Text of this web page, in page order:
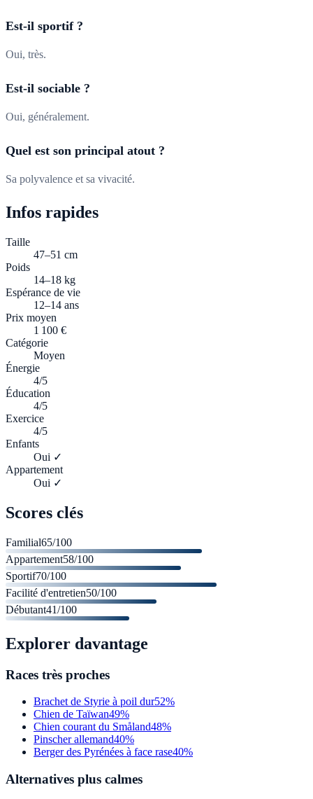
Est-il sportif ?
Oui, très.
Est-il sociable ?
Oui, généralement.
Quel est son principal atout ?
Sa polyvalence et sa vivacité.
Infos rapides
Taille
47–51 cm
Poids
14–18 kg
Espérance de vie
12–14 ans
Prix moyen
1 100 €
Catégorie
Moyen
Énergie
4/5
Éducation
4/5
Exercice
4/5
Enfants
Oui ✓
Appartement
Oui ✓
Scores clés
Familial65/100
Appartement58/100
Sportif70/100
Facilité d'entretien50/100
Débutant41/100
Explorer davantage
Races très proches
Brachet de Styrie à poil dur52%
Chien de Taïwan49%
Chien courant du Småland48%
Pinscher allemand40%
Berger des Pyrénées à face rase40%
Alternatives plus calmes